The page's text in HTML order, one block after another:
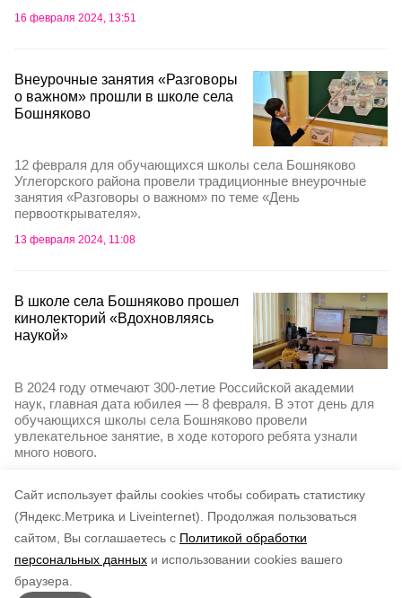
Cайт использует файлы cookies чтобы собирать статистику
(Яндекс.Метрика и Liveinternet).
Продолжая пользоваться
сайтом, Вы соглашаетесь с Политикой обработки
персональных данных и использовании cookies вашего
браузера.
Подписывайтесь на наш Telegram
канал
Рассказываем о главном в районе. Самая актуальная
16 февраля 2024, 13:51
Внеурочные занятия «Разговоры
о важном» прошли в школе села
Бошняково
12 февраля для обучающихся школы села Бошняково
Углегорского района провели традиционные внеурочные
занятия «Разговоры о важном» по теме «День
первооткрывателя».
13 февраля 2024, 11:08
В школе села Бошняково прошел
кинолекторий «Вдохновляясь
наукой»
В 2024 году отмечают 300-летие Российской академии
наук, главная дата юбилея — 8 февраля. В этот день для
обучающихся школы села Бошняково провели
увлекательное занятие, в ходе которого ребята узнали
много нового.